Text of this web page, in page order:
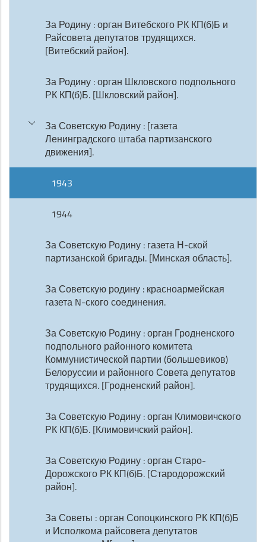
За Родину : орган Витебского РК КП(б)Б и
Райсовета депутатов трудящихся.
[Витебский район].
За Родину : орган Шкловского подпольного
РК КП(б)Б. [Шкловский район].
За Советскую Родину : [газета
Ленинградского штаба партизанского
движения].
1943
1944
За Советскую Родину : газета Н-ской
партизанской бригады. [Минская область].
За Советскую родину : красноармейская
газета N-ского соединения.
За Советскую Родину : орган Гродненского
подпольного районного комитета
Коммунистической партии (большевиков)
Белоруссии и районного Совета депутатов
трудящихся. [Гродненский район].
За Советскую Родину : орган Климовичского
РК КП(б)Б. [Климовичский район].
За Советскую Родину : орган Старо-
Дорожского РК КП(б)Б. [Стародорожский
район].
За Советы : орган Сопоцкинского РК КП(б)Б
и Исполкома райсовета депутатов